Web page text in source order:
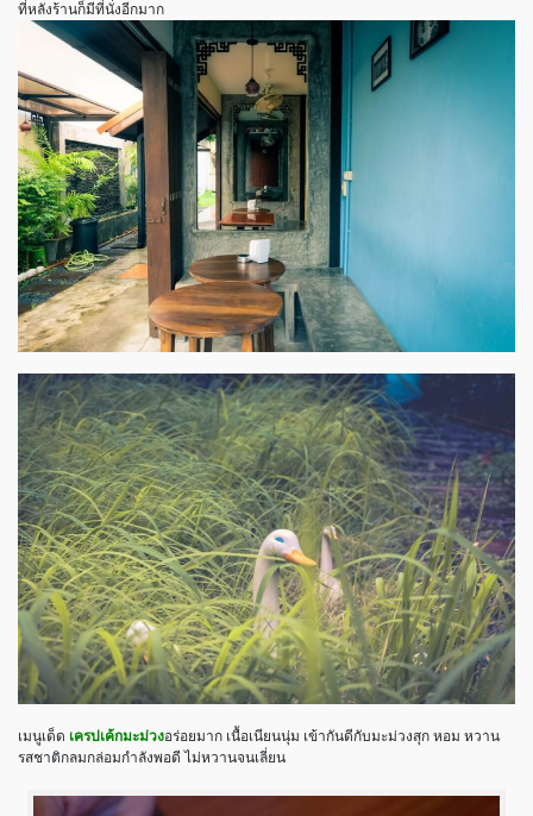
ที่หลังร้านก็มีที่นั่งอีกมาก
เมนูเด็ด เครปเค้กมะม่วงอร่อยมาก เนื้อเนียนนุ่ม เข้ากันดีกับมะม่วงสุก หอม หวาน
รสชาติกลมกล่อมกำลังพอดี ไม่หวานจนเลี่ยน